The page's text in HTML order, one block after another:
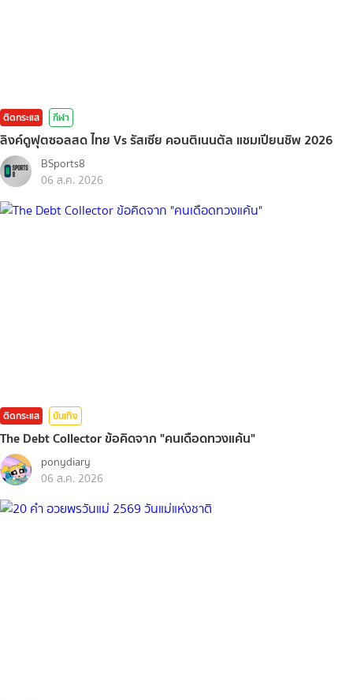
ติดกระแส กีฬา
ลิงค์ดูฟุตซอลสด ไทย Vs รัสเซีย คอนติเนนตัล แชมเปียนชิพ 2026
BSports8
06 ส.ค. 2026
ติดกระแส บันเทิง
The Debt Collector ข้อคิดจาก "คนเดือดทวงแค้น"
ponydiary
06 ส.ค. 2026